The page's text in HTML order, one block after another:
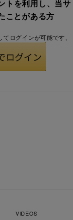
トを利用し、当サ
ことがある方
ログインが可能です。
VIDEOS